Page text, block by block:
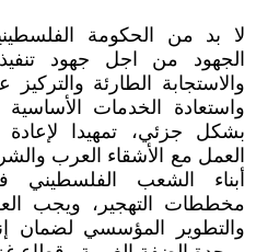
لا بد من الحكومة
الجهود من اجل جهود
والاستجابة الطارئة
واستعادة الخدمات الأساسية
بشكل جزئي، تمهيدا
العمل مع الأشقاء العرب
أبناء الشعب
مخططات التهجير، ويجب
والتطوير المؤسسي لضمان